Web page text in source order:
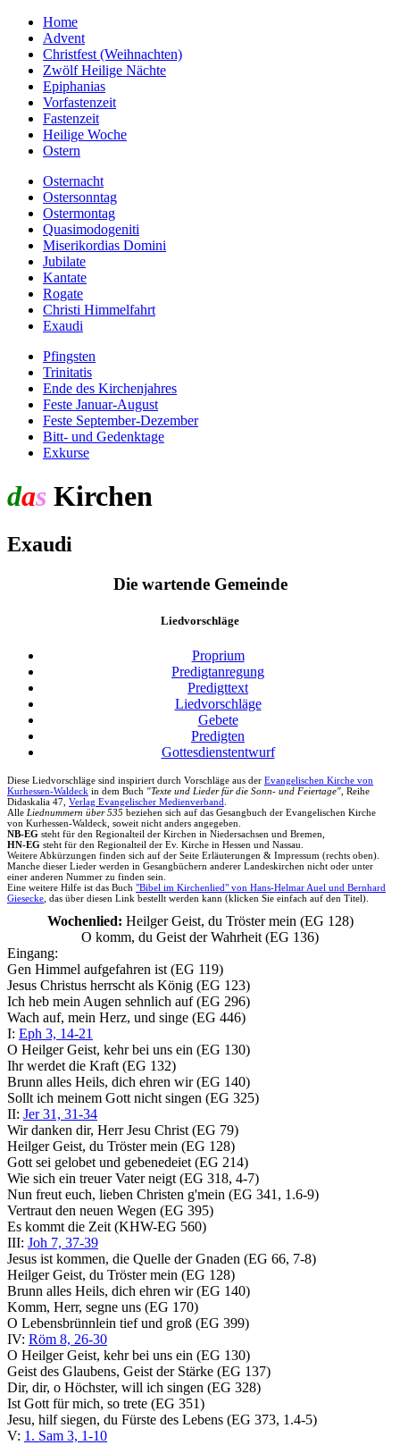
Home
Advent
Christfest (Weihnachten)
Zwölf Heilige Nächte
Epiphanias
Vorfastenzeit
Fastenzeit
Heilige Woche
Ostern
Osternacht
Ostersonntag
Ostermontag
Quasimodogeniti
Miserikordias Domini
Jubilate
Kantate
Rogate
Christi Himmelfahrt
Exaudi
Pfingsten
Trinitatis
Ende des Kirchenjahres
Feste Januar-August
Feste September-Dezember
Bitt- und Gedenktage
Exkurse
das Kirchen
Exaudi
Die wartende Gemeinde
Liedvorschläge
Proprium
Predigtanregung
Predigttext
Liedvorschläge
Gebete
Predigten
Gottesdienstentwurf
Diese Liedvorschläge sind inspiriert durch Vorschläge aus der Evangelischen Kirche von
Kurhessen-Waldeck in dem Buch "Texte und Lieder für die Sonn- und Feiertage" , Reihe
Didaskalia 47, Verlag Evangelischer Medienverband
Alle Liednummern über 535 beziehen sich auf das Gesangbuch der Evangelischen Kirche
von Kurhessen-Waldeck, soweit nicht anders angegeben.
NB-EG steht für den Regionalteil der Kirchen in Niedersachsen und Bremen,
HN-EG steht für den Regionalteil der Ev. Kirche in Hessen und Nassau.
Weitere Abkürzungen finden sich auf der Seite Erläuterungen & Impressum (rechts oben).
Manche dieser Lieder werden in Gesangbüchern anderer Landeskirchen nicht oder unter
einer anderen Nummer zu finden sein.
Eine weitere Hilfe ist das Buch "Bibel im Kirchenlied" von Hans-Helmar Auel und Bernhard
Giesecke , das über diesen Link bestellt werden kann (klicken Sie einfach auf den Titel).
Wochenlied: Heilger Geist, du Tröster mein (EG 128)
O komm, du Geist der Wahrheit (EG 136)
Eingang:
Gen Himmel aufgefahren ist (EG 119)
Jesus Christus herrscht als König (EG 123)
Ich heb mein Augen sehnlich auf (EG 296)
Wach auf, mein Herz, und singe (EG 446)
I: Eph 3, 14-21
O Heilger Geist, kehr bei uns ein (EG 130)
Ihr werdet die Kraft (EG 132)
Brunn alles Heils, dich ehren wir (EG 140)
Sollt ich meinem Gott nicht singen (EG 325)
II: Jer 31, 31-34
Wir danken dir, Herr Jesu Christ (EG 79)
Heilger Geist, du Tröster mein (EG 128)
Gott sei gelobet und gebenedeiet (EG 214)
Wie sich ein treuer Vater neigt (EG 318, 4-7)
Nun freut euch, lieben Christen g'mein (EG 341, 1.6-9)
Vertraut den neuen Wegen (EG 395)
Es kommt die Zeit (KHW-EG 560)
III: Joh 7, 37-39
Jesus ist kommen, die Quelle der Gnaden (EG 66, 7-8)
Heilger Geist, du Tröster mein (EG 128)
Brunn alles Heils, dich ehren wir (EG 140)
Komm, Herr, segne uns (EG 170)
O Lebensbrünnlein tief und groß (EG 399)
IV: Röm 8, 26-30
O Heilger Geist, kehr bei uns ein (EG 130)
Geist des Glaubens, Geist der Stärke (EG 137)
Dir, dir, o Höchster, will ich singen (EG 328)
Ist Gott für mich, so trete (EG 351)
Jesu, hilf siegen, du Fürste des Lebens (EG 373, 1.4-5)
V: 1. Sam 3, 1-10